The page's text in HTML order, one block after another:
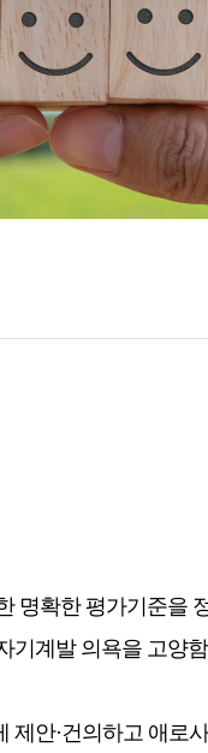
명확한 평가기준을
기계발 의욕을 고양
제안·건의하고 애로